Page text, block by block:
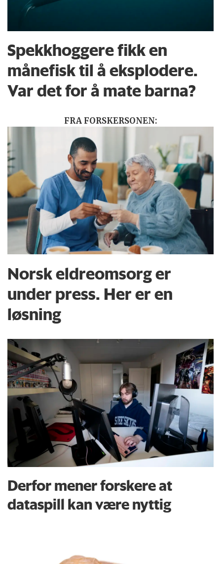
Spekkhoggere fikk en
månefisk til å eksplodere.
Var det for å mate barna?
FRA FORSKERSONEN:
Norsk eldreomsorg er
under press. Her er en
løsning
Derfor mener forskere at
dataspill kan være nyttig